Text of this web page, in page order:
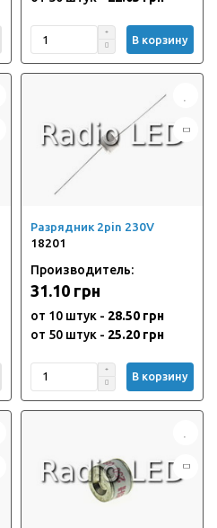
В корзину
Разрядник 2pin 230V
18201
Производитель:
31.10 грн
от 10 штук - 28.50 грн
от 50 штук - 25.20 грн
В корзину